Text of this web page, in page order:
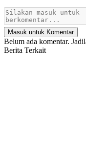
Masuk untuk Komentar
Belum ada komentar.
Berita Terkait